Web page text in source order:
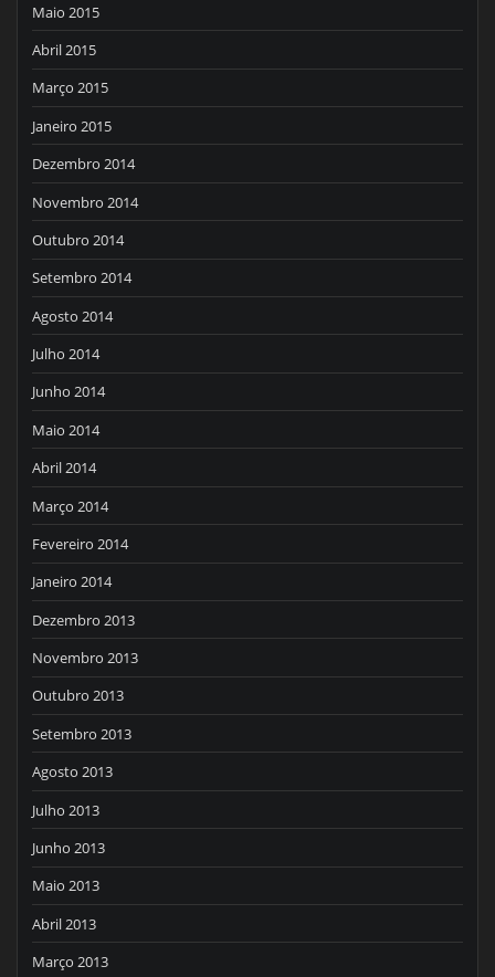
Maio 2015
Abril 2015
Março 2015
Janeiro 2015
Dezembro 2014
Novembro 2014
Outubro 2014
Setembro 2014
Agosto 2014
Julho 2014
Junho 2014
Maio 2014
Abril 2014
Março 2014
Fevereiro 2014
Janeiro 2014
Dezembro 2013
Novembro 2013
Outubro 2013
Setembro 2013
Agosto 2013
Julho 2013
Junho 2013
Maio 2013
Abril 2013
Março 2013